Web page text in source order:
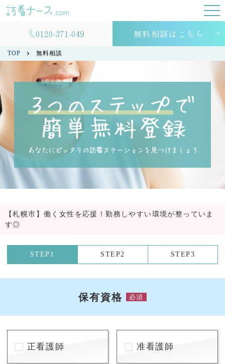
0120-371-049 無料相談はこちら
TOP 無料相談
【札幌市】働く女性を応援！勤務しやすい環境が整っていま
す◎
STEP1 STEP2 STEP3
保有資格 必須
正看護師 准看護師